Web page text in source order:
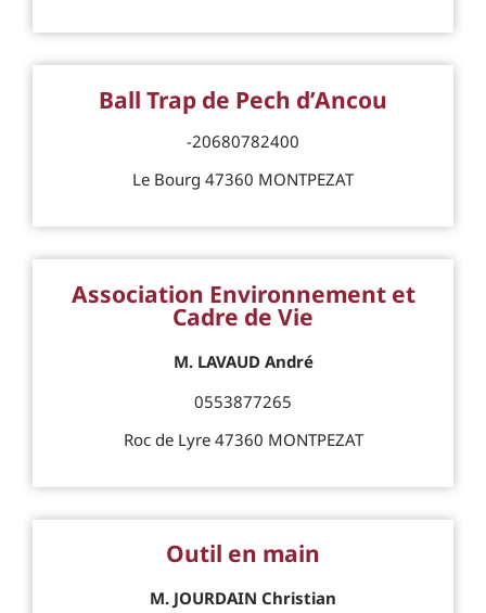
Ball Trap de Pech d’Ancou
-20680782400
Le Bourg 47360 MONTPEZAT
Association Environnement et
Cadre de Vie
M. LAVAUD André
0553877265
Roc de Lyre 47360 MONTPEZAT
Outil en main
M. JOURDAIN Christian